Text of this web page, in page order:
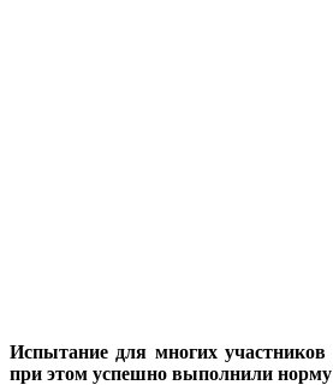
Испытание для многих участников
при этом успешно выполнили